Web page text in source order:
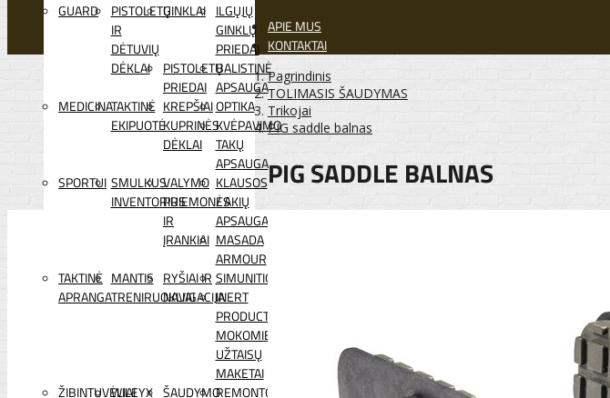
GUARD
PISTOLETŲ
IR
DĖTUVIŲ
DĖKLAI
GINKLAI ILGŲJŲ
GINKLŲ
PRIEDAI
PISTOLETŲ
PRIEDAI
BALISTINĖ
APSAUGA
MEDICINATAKTINĖ
EKIPUOTĖ
KREPŠIAI
KUPRINĖS
DĖKLAI
OPTIKA
KVĖPAVIMO
TAKŲ
APSAUGA
SPORTUI SMULKUS
INVENTORIUS
VALYMO
PRIEMONĖS
IR
ĮRANKIAI
KLAUSOS
/ AKIŲ
APSAUGA
MASADA
ARMOUR
TAKTINĖ
APRANGA
MANTIS
TRENIRUOKLIAI
RYŠIAI IR
NAVIGACIJA
SIMUNITION
INERT
PRODUCTS
MOKOMIEJI
UŽTAISŲ
MAKETAI
ŽIBINTUVĖLIAI
WILEYX ŠAUDYMOREMONTO
APIE MUS
KONTAKTAI
Pagrindinis
TOLIMASIS ŠAUDYMAS
Trikojai
PIG saddle balnas
PIG SADDLE BALNAS